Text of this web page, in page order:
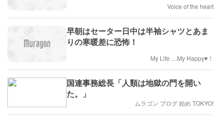
Voice of the heart
早朝はセーター日中は半袖シャツとあま
りの寒暖差に恐怖！
My Life ....My Happy♥！
国連事務総長「人類は地獄の門を開い
た。」
ムラゴン ブログ 始め TOKYO!